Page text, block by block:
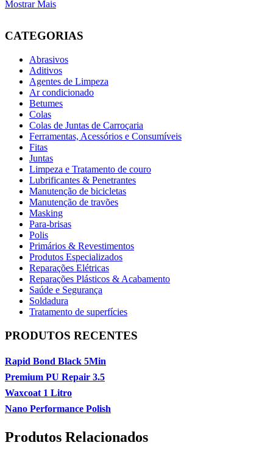
Mostrar Mais
CATEGORIAS
Abrasivos
Aditivos
Agentes de Limpeza
Ar condicionado
Betumes
Colas
Colas de Juntas de Carroçaria
Ferramentas, Acessórios e Consumíveis
Fitas
Juntas
Limpeza e Tratamento de couro
Lubrificantes & Penetrantes
Manutenção de bicicletas
Manutenção de travões
Masking
Para-brisas
Polis
Primários & Revestimentos
Produtos Especializados
Reparações Elétricas
Reparações Plásticos & Acabamento
Saúde e Segurança
Soldadura
Tratamento de superfícies
PRODUTOS RECENTES
Rapid Bond Black 5Min
Premium PU Repair 3.5
Waxcoat 1 Litro
Nano Performance Polish
Produtos Relacionados